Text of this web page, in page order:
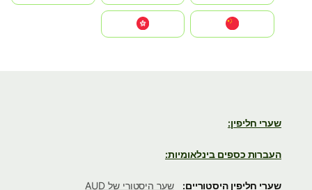
שערי חליפין:
העברות כספים בינלאומיות:
שערי חליפין היסטוריים:
שער היסטורי של AUD